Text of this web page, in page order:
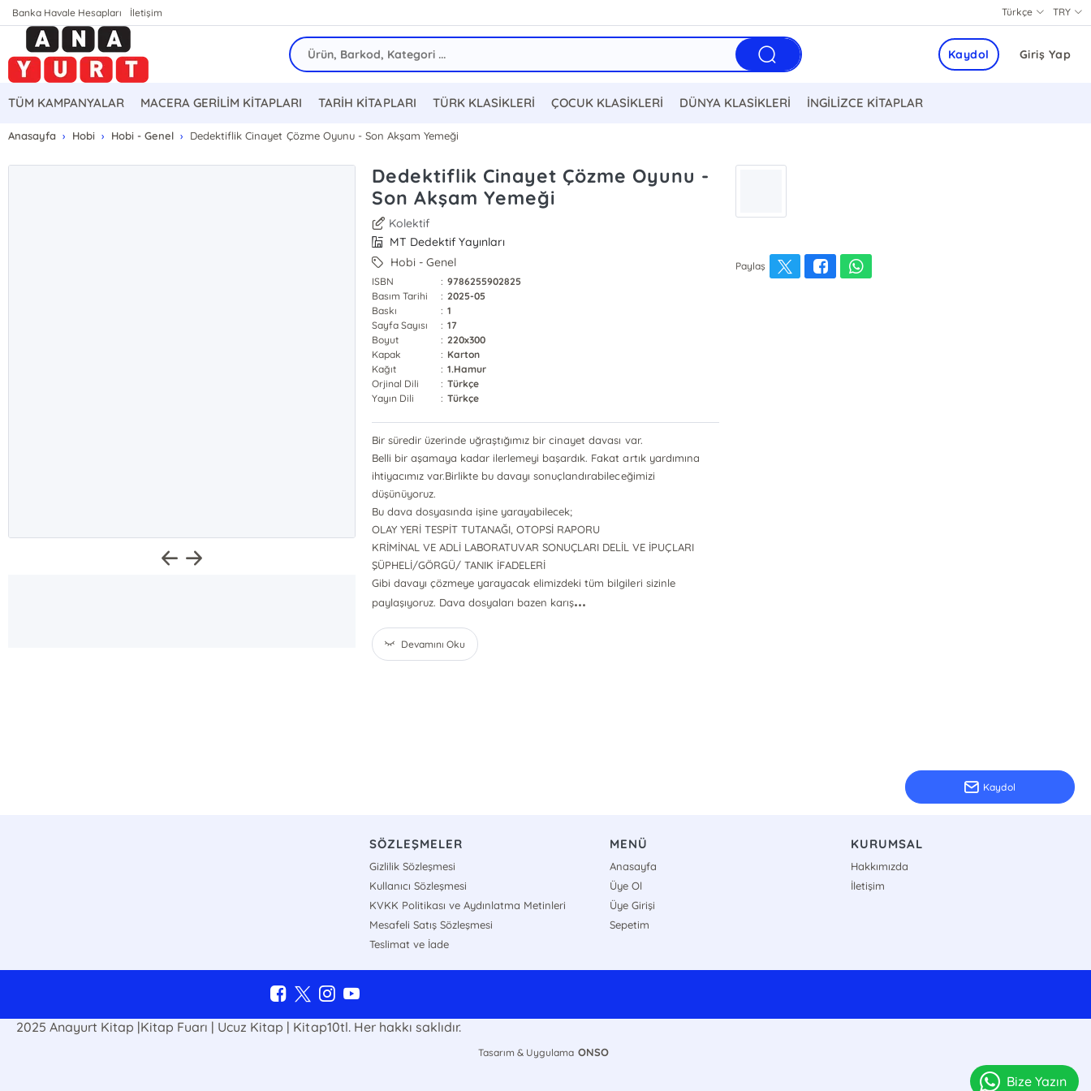
Banka Havale Hesapları İletişim TRY
Türkçe
Giriş Yap
Kaydol
TÜM KAMPANYALAR MACERA GERİLİM KİTAPLARI TARİH KİTAPLARI TÜRK KLASİKLERİ ÇOCUK KLASİKLERİ DÜNYA KLASİKLERİ İNGİLİZCE KİTAPLAR
Anasayfa Hobi Hobi - Genel Dedektiflik Cinayet Çözme Oyunu - Son Akşam Yemeği
Dedektiflik Cinayet Çözme Oyunu -
Son Akşam Yemeği
Kolektif
MT Dedektif Yayınları
Hobi - Genel
ISBN : 9786255902825
Basım Tarihi
: 2025-05
Baskı
: 1
Sayfa Sayısı
: 17
Boyut
: 220x300
Kapak
: Karton
Kağıt
: 1.Hamur
Orjinal Dili
: Türkçe
Yayın Dili
: Türkçe
Bir süredir üzerinde uğraştığımız bir cinayet davası var.
Belli bir aşamaya kadar ilerlemeyi başardık. Fakat artık yardımına
ihtiyacımız var.Birlikte bu davayı sonuçlandırabileceğimizi
düşünüyoruz.
Bu dava dosyasında işine yarayabilecek;
OLAY YERİ TESPİT TUTANAĞI, OTOPSİ RAPORU
KRİMİNAL VE ADLİ LABORATUVAR SONUÇLARI DELİL VE İPUÇLARI
ŞÜPHELİ/GÖRGÜ/ TANIK İFADELERİ
Gibi davayı çözmeye yarayacak elimizdeki tüm bilgileri sizinle
paylaşıyoruz. Dava dosyaları bazen karış...
Devamını Oku
Paylaş
Kaydol
SÖZLEŞMELER
Gizlilik Sözleşmesi
Kullanıcı Sözleşmesi
KVKK Politikası ve Aydınlatma Metinleri
Mesafeli Satış Sözleşmesi
Teslimat ve İade
MENÜ
Anasayfa
Üye Ol
Üye Girişi
Sepetim
KURUMSAL
Hakkımızda
İletişim
2025 Anayurt Kitap |Kitap Fuarı | Ucuz Kitap | Kitap10tl. Her hakkı saklıdır.
Tasarım & Uygulama ONSO
Bize Yazın